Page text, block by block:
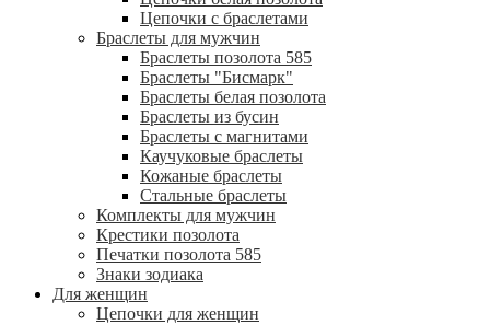
Цепочки с браслетами
Браслеты для мужчин
Браслеты позолота 585
Браслеты "Бисмарк"
Браслеты белая позолота
Браслеты из бусин
Браслеты с магнитами
Каучуковые браслеты
Кожаные браслеты
Стальные браслеты
Комплекты для мужчин
Крестики позолота
Печатки позолота 585
Знаки зодиака
Для женщин
Цепочки для женщин